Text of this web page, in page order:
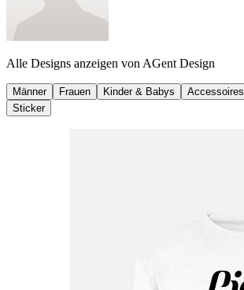
Alle Designs anzeigen von AGent Design
Männer Frauen Kinder & Babys Accessoires
Sticker